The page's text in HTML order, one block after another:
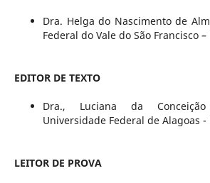
Dra. Helga do Nascimento de
Federal do Vale do São Francisco –
EDITOR DE TEXTO
Dra., Luciana da
Universidade Federal de Alagoas -
LEITOR DE PROVA